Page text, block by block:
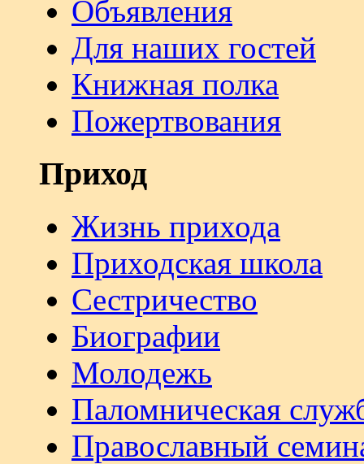
Объявления
Для наших гостей
Книжная полка
Пожертвования
Приход
Жизнь прихода
Приходская школа
Сестричество
Биографии
Молодежь
Паломническая
Православный